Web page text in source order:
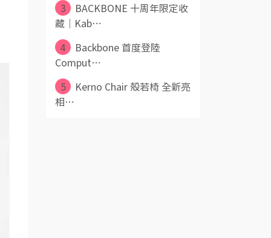
3
BACKBONE 十周年限定收
藏｜Kab⋯
4
Backbone 首度登陸
Comput⋯
5
Kerno Chair 殼若椅 全新亮
相⋯